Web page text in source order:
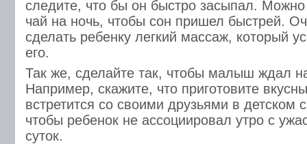
следите, что бы он быстро засыпал.
чай на ночь, чтобы сон пришел быстрей.
сделать ребенку легкий массаж, который
его.
Так же, сделайте так, чтобы малыш ждал
Например, скажите, что приготовите
встретится со своими друзьями в детском
чтобы ребенок не ассоциировал утро с
суток.